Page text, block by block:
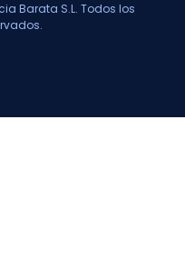
Barata S.L. Todos los